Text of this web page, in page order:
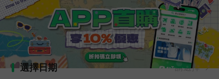
選擇日期 請選擇